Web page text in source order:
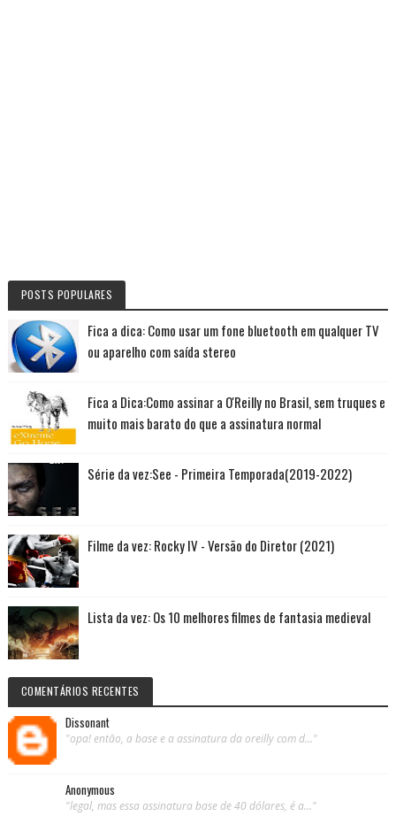
POSTS POPULARES
Fica a dica: Como usar um fone bluetooth em qualquer TV
ou aparelho com saída stereo
Fica a Dica:Como assinar a O'Reilly no Brasil, sem truques e
muito mais barato do que a assinatura normal
Série da vez:See - Primeira Temporada(2019-2022)
Filme da vez: Rocky IV - Versão do Diretor (2021)
Lista da vez: Os 10 melhores filmes de fantasia medieval
COMENTÁRIOS RECENTES
Dissonant
"opa! então, a base e a assinatura da oreilly com d..."
Anonymous
"legal, mas essa assinatura base de 40 dólares, é a..."